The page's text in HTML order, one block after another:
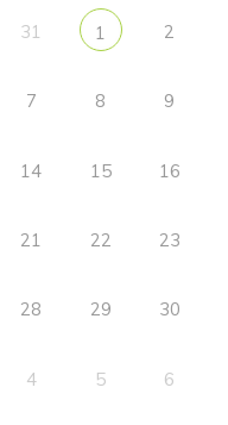
31 1 2
7 8 9
14 15 16
21 22 23
28 29 30
4 5 6